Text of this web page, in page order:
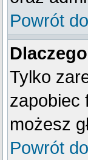
Powrót
Tylko
zapobiec
możesz
Powrót